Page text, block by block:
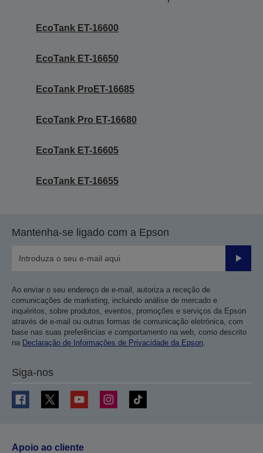
EcoTank ET-16600
EcoTank ET-16650
EcoTank ProET-16685
EcoTank Pro ET-16680
EcoTank ET-16605
EcoTank ET-16655
Mantenha-se ligado com a Epson
Enviar
Ao enviar o seu endereço de e-mail, autoriza a receção de
comunicações de marketing, incluindo análise de mercado e
inquéritos, sobre produtos, eventos, promoções e serviços da Epson
através de e-mail ou outras formas de comunicação eletrónica, com
base nas suas preferências e comportamento na web, como descrito
na Declaração de Informações de Privacidade da Epson.
Siga-nos
Apoio ao cliente